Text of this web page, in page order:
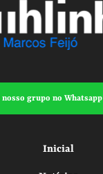
nosso grupo no Whatsapp
Inicial